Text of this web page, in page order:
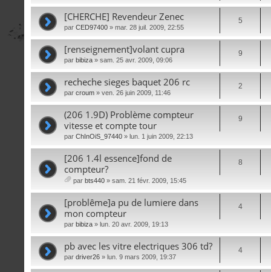
[CHERCHE] Revendeur Zenec
par CED97400 » mar. 28 juil. 2009, 22:55
5
[renseignement]volant cupra
par bibiza » sam. 25 avr. 2009, 09:06
9
recheche sieges baquet 206 rc
par croum » ven. 26 juin 2009, 11:46
2
(206 1.9D) Problème compteur
vitesse et compte tour
par ChInOiS_97440 » lun. 1 juin 2009, 22:13
9
[206 1.4l essence]fond de
compteur?
ce
s
joi
nt
par bts440 » sam. 21 févr. 2009, 15:45
8
[problême]a pu de lumiere dans
mon compteur
par bibiza » lun. 20 avr. 2009, 19:13
4
pb avec les vitre electriques 306 td?
par driver26 » lun. 9 mars 2009, 19:37
4